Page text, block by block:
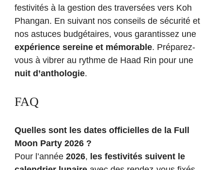
festivités à la gestion des traversées vers Koh
Phangan. En suivant nos conseils de sécurité et
nos astuces budgétaires, vous garantissez une
expérience sereine et mémorable. Préparez-
vous à vibrer au rythme de Haad Rin pour une
nuit d’anthologie.
FAQ
Quelles sont les dates officielles de la Full
Moon Party 2026 ?
Pour l’année 2026, les festivités suivent le